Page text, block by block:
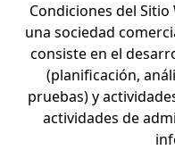
Condiciones del Sitio
una sociedad
consiste en el
(planificación,
pruebas) y
actividades de